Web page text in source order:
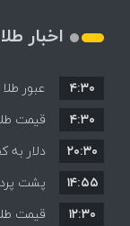
اخبار
عبور
۴:۳۰
قیمت طلا
۴:۳۰
دلار
به
۲۰:۳۰
پشت پرده نوسان ۴۴
۱۴:۵۵
۱۲:۳۰